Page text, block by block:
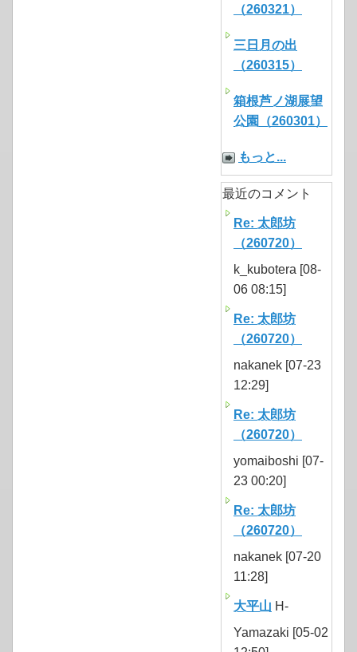
（260321）
三日月の出
（260315）
箱根芦ノ湖展望
公園（260301）
もっと...
最近のコメント
Re: 太郎坊
（260720）
k_kubotera [08-
06 08:15]
Re: 太郎坊
（260720）
nakanek [07-23
12:29]
Re: 太郎坊
（260720）
yomaiboshi [07-
23 00:20]
Re: 太郎坊
（260720）
nakanek [07-20
11:28]
大平山 H-
Yamazaki [05-02